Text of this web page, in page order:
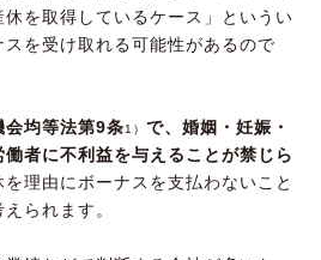
を取得しているケース」というい
を受け取れる可能性があるので
会均等法第9条1） で、婚姻・妊娠・
者に不利益を与えることが禁じら
理由にボーナスを支払わないこと
られます。